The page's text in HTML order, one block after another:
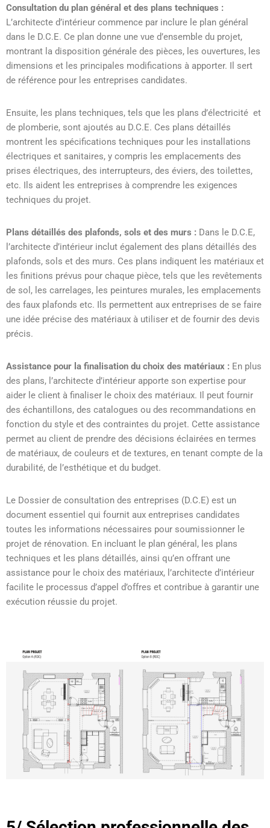
Consultation du plan général et des plans techniques :
L’architecte d’intérieur commence par inclure le plan général
dans le D.C.E. Ce plan donne une vue d’ensemble du projet,
montrant la disposition générale des pièces, les ouvertures, les
dimensions et les principales modifications à apporter. Il sert
de référence pour les entreprises candidates.
Ensuite, les plans techniques, tels que les plans d’électricité et
de plomberie, sont ajoutés au D.C.E. Ces plans détaillés
montrent les spécifications techniques pour les installations
électriques et sanitaires, y compris les emplacements des
prises électriques, des interrupteurs, des éviers, des toilettes,
etc. Ils aident les entreprises à comprendre les exigences
techniques du projet.
Plans détaillés des plafonds, sols et des murs : Dans le D.C.E,
l’architecte d’intérieur inclut également des plans détaillés des
plafonds, sols et des murs. Ces plans indiquent les matériaux et
les finitions prévus pour chaque pièce, tels que les revêtements
de sol, les carrelages, les peintures murales, les emplacements
des faux plafonds etc. Ils permettent aux entreprises de se faire
une idée précise des matériaux à utiliser et de fournir des devis
précis.
Assistance pour la finalisation du choix des matériaux : En plus
des plans, l’architecte d’intérieur apporte son expertise pour
aider le client à finaliser le choix des matériaux. Il peut fournir
des échantillons, des catalogues ou des recommandations en
fonction du style et des contraintes du projet. Cette assistance
permet au client de prendre des décisions éclairées en termes
de matériaux, de couleurs et de textures, en tenant compte de la
durabilité, de l’esthétique et du budget.
Le Dossier de consultation des entreprises (D.C.E) est un
document essentiel qui fournit aux entreprises candidates
toutes les informations nécessaires pour soumissionner le
projet de rénovation. En incluant le plan général, les plans
techniques et les plans détaillés, ainsi qu’en offrant une
assistance pour le choix des matériaux, l’architecte d’intérieur
facilite le processus d’appel d’offres et contribue à garantir une
exécution réussie du projet.